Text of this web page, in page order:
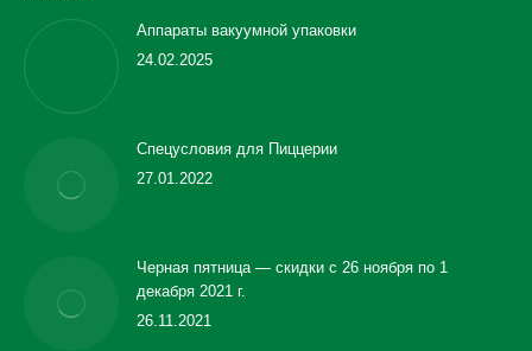
Аппараты вакуумной упаковки
24.02.2025
Спецусловия для Пиццерии
27.01.2022
Черная пятница — скидки с 26 ноября по 1
декабря 2021 г.
26.11.2021